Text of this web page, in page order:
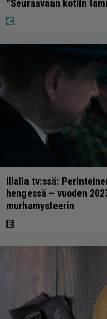
”Seuraavaan kotiin
Illalla tv:ssä:
hengessä – vuoden
murhamysteerin